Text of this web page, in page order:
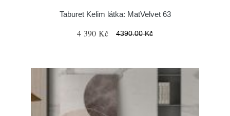
Taburet Kelim látka: MatVelvet 63
4 390 Kč 4390.00 Kč